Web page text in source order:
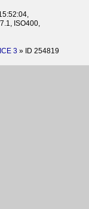
ISO400,
3 » ID 254819